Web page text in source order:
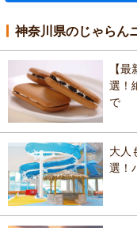
神奈川県のじゃらん
【
選！
で
大人
選！